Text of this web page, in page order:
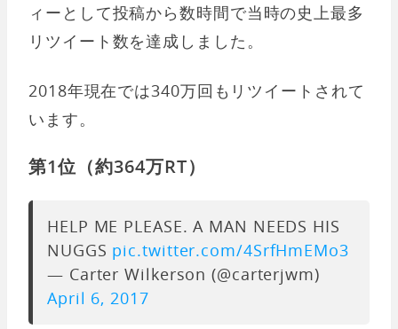
ィーとして投稿から数時間で当時の史上最多
リツイート数を達成しました。
2018年現在では340万回もリツイートされて
います。
第1位（約364万RT）
HELP ME PLEASE. A MAN NEEDS HIS
NUGGS pic.twitter.com/4SrfHmEMo3
— Carter Wilkerson (@carterjwm)
April 6, 2017